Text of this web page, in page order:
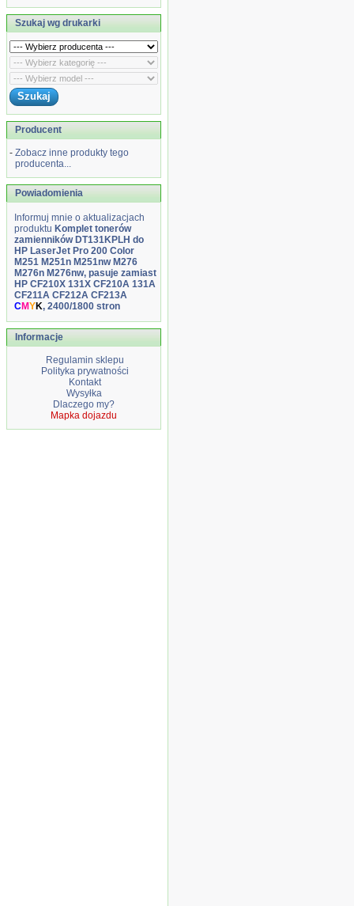
Szukaj wg drukarki
Producent
- Zobacz inne produkty tego
producenta...
Powiadomienia
Informuj mnie o aktualizacjach
produktu Komplet tonerów
zamienników DT131KPLH do
HP LaserJet Pro 200 Color
M251 M251n M251nw M276
M276n M276nw, pasuje zamiast
HP CF210X 131X CF210A 131A
CF211A CF212A CF213A
CMYK, 2400/1800 stron
Informacje
Regulamin sklepu
Polityka prywatności
Kontakt
Wysyłka
Dlaczego my?
Mapka dojazdu